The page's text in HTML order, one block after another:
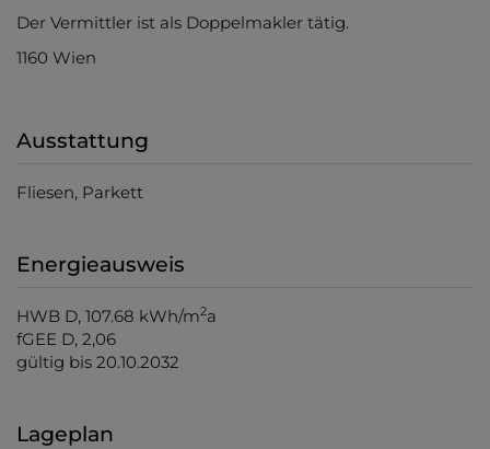
Der Vermittler ist als Doppelmakler tätig.
1160 Wien
Ausstattung
Fliesen Parkett
Energieausweis
HWB D, 107.68 kWh/m2a
fGEE D, 2,06
gültig bis 20.10.2032
Lageplan